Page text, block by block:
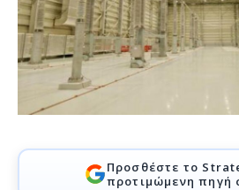
Προσθέστε το
προτιμώμενη πηγή